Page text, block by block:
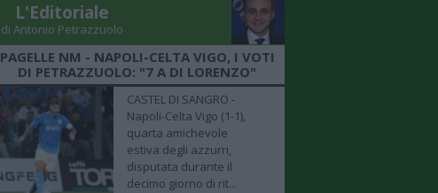
L'Editoriale
di Antonio Petrazzuolo
PAGELLE NM - NAPOLI-CELTA VIGO, I VOTI
DI PETRAZZUOLO: "7 A DI LORENZO"
CASTEL DI SANGRO -
Napoli-Celta Vigo (1-1),
quarta amichevole
estiva degli azzurri,
disputata durante il
decimo giorno di rit...